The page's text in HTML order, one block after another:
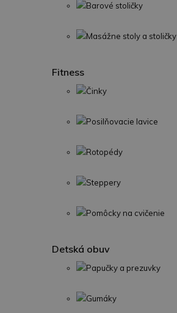
Barové stoličky
Masážne stoly a stoličky
Fitness
Činky
Posilňovacie lavice
Rotopédy
Steppery
Pomôcky na cvičenie
Detská obuv
Papučky a prezuvky
Gumáky